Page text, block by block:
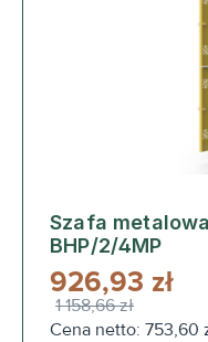
Szafa
BHP/2/4MP
926,93 zł
1 158,66 zł
Cena netto: 753,60